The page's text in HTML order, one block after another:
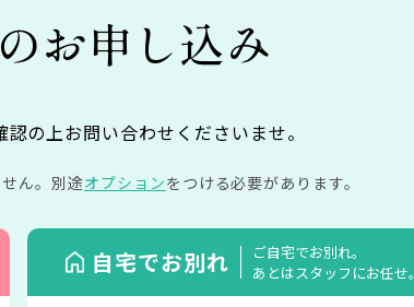
お申し込み
の上お問い合わせくださいませ。
ん。 別途オプションをつける必要があります。
自宅でお別れ
ご自宅でお別れ。
あとはスタッフにお任せ。